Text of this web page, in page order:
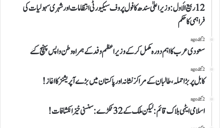
12 ربیع الأول : وزیراعلیٰ سندھ کا فول پروف سیکیورٹی انتظامات اور شہری سہولیات کی
فراہمی کا حکم
2 گھنٹے ago
سعودی عرب کا اہم دورہ مکمل کرکے وزیراعظم وفد کے ہمراہ وطن واپس پہنچ گئے
2 گھنٹے ago
کابل پر بڑا حملہ، طالبان کے مراکز نشانہ اور پاکستان میں بڑے آپریشنز کا اغاز!
2 گھنٹے ago
اسلامی ایٹمی بلاک قائم: لیکن ملک کے 32 ٹکڑے: سنسنی خیز انکشافات!